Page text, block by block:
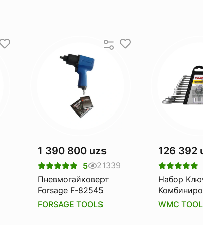
1 390 800 uzs
5
21339
Пневмогайковерт
Forsage F-82545
FORSAGE TOOLS
126 392
Набор
12пр. В
WMC